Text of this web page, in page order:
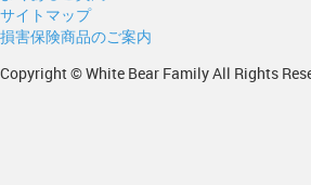
サイトマップ
損害保険商品のご案内
Copyright © White Bear Family All Rights